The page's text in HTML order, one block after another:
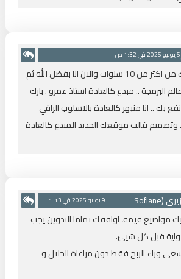
5 يونيو 2025 في 1:32 ص
كنت اتابعك من اكثر من 10 سنوات والان انا بفضل الله ثم
البرمجة .. مبدع كالعادة استاذ عمرو . بارك
بك .. انا منبهر كالعادة بالاسلوب الراقي
وتصميم قالب موقعك الجديد المبدع كالعادة
سفيان بوزيري (Sofiane
9 يونيو 2025 في 1:13
م
مواضيع قيمة، اوافقك تماما التدوين يجب
قبل كل شيئ.
وراء الربح فقط دون مراعاة الحلال و